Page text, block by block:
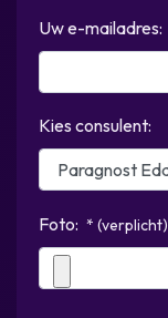
Uw e-mailadres:
Kies consulent:
Foto: * (verplicht)